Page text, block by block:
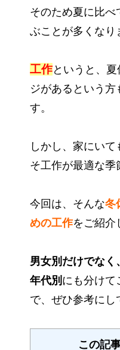
そのため夏に比べ
ぶことが多くなり
工作というと、
ジがあるという方
す。
しかし、家にい
そ工作が最適な季
今回は、そんな冬
めの工作をご紹介
男女別だけでな
年代別 にも分けて
で、ぜひ参考にし
この記